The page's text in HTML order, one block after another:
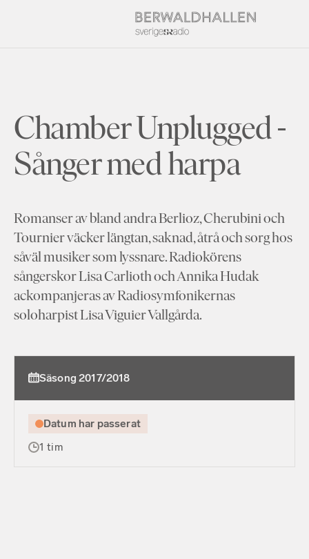
Chamber Unplugged -
Sånger med harpa
Romanser av bland andra Berlioz, Cherubini och
Tournier väcker längtan, saknad, åtrå och sorg hos
såväl musiker som lyssnare. Radiokörens
sångerskor Lisa Carlioth och Annika Hudak
ackompanjeras av Radiosymfonikernas
soloharpist Lisa Viguier Vallgårda.
Säsong 2017/2018
Datum har passerat
1 tim